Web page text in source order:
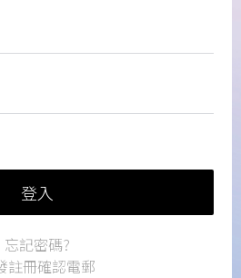
登入
忘記密碼?
註冊確認電郵